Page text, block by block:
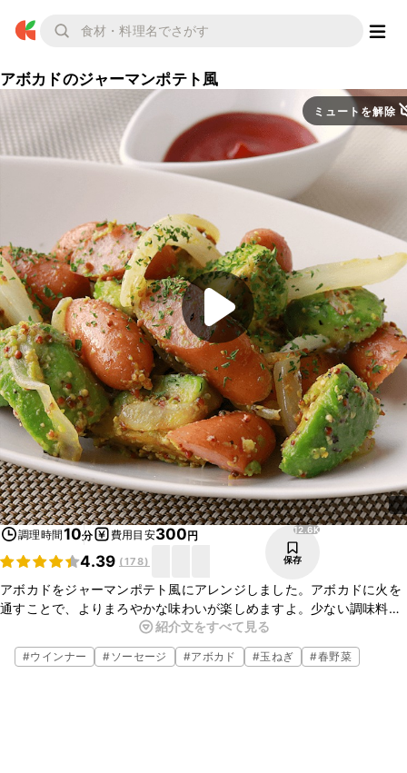
アボカドのジャーマンポテト風
ミュートを解除
調理時間10分 費用目安300円
4.39 (178)
12.6K
保存
アボカドをジャーマンポテト風にアレンジしました。アボカドに火を
通すことで、よりまろやかな味わいが楽しめますよ。少ない調味料で
簡単に作ることができるので、副菜やお酒のおつまみにもオススメで
す。お試しくださいね。
紹介文をすべて見る
#ウインナー #ソーセージ #アボカド #玉ねぎ #春野菜